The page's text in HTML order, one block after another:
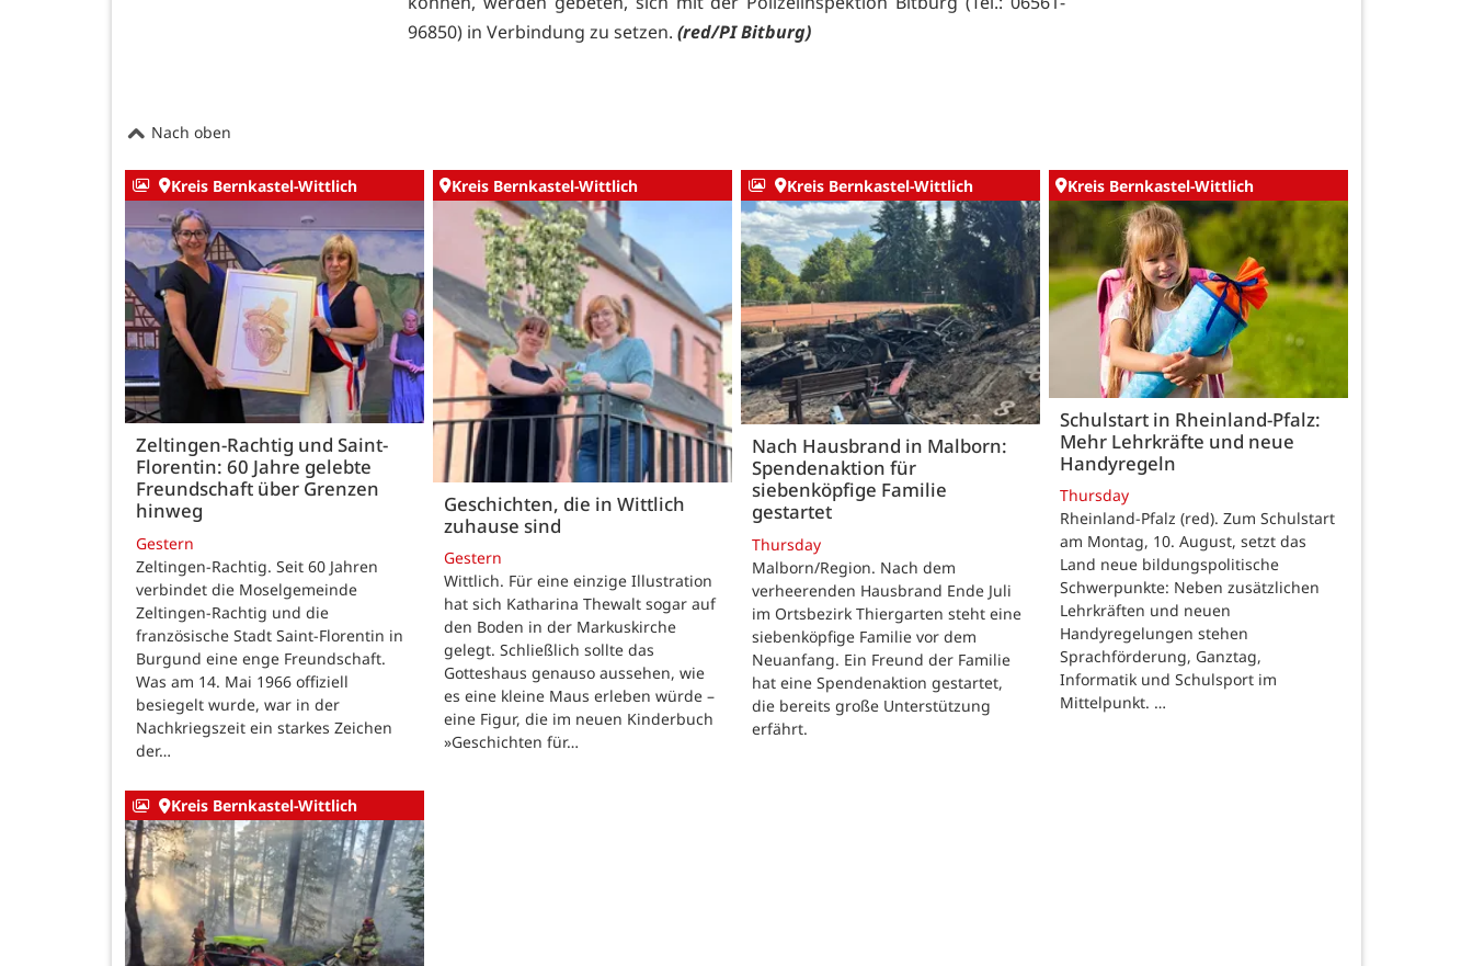
96850) in Verbindung zu setzen. (red/PI Bitburg)
Nach oben
Kreis Bernkastel-Wittlich
Zeltingen-Rachtig und Saint-
Florentin: 60 Jahre gelebte
Freundschaft über Grenzen
hinweg
Gestern
Zeltingen-Rachtig. Seit 60 Jahren
verbindet die Moselgemeinde
Zeltingen-Rachtig und die
französische Stadt Saint-Florentin in
Burgund eine enge Freundschaft.
Was am 14. Mai 1966 offiziell
besiegelt wurde, war in der
Nachkriegszeit ein starkes Zeichen
der…
Kreis Bernkastel-Wittlich
Geschichten, die in Wittlich
zuhause sind
Gestern
Wittlich. Für eine einzige Illustration
hat sich Katharina Thewalt sogar auf
den Boden in der Markuskirche
gelegt. Schließlich sollte das
Gotteshaus genauso aussehen, wie
es eine kleine Maus erleben würde –
eine Figur, die im neuen Kinderbuch
»Geschichten für…
Kreis Bernkastel-Wittlich
Nach Hausbrand in Malborn:
Spendenaktion für
siebenköpfige Familie
gestartet
Thursday
Malborn/Region. Nach dem
verheerenden Hausbrand Ende Juli
im Ortsbezirk Thiergarten steht eine
siebenköpfige Familie vor dem
Neuanfang. Ein Freund der Familie
hat eine Spendenaktion gestartet,
die bereits große Unterstützung
erfährt.
Kreis Bernkastel-Wittlich
Schulstart in Rheinland-Pfalz:
Mehr Lehrkräfte und neue
Handyregeln
Thursday
Rheinland-Pfalz (red). Zum Schulstart
am Montag, 10. August, setzt das
Land neue bildungspolitische
Schwerpunkte: Neben zusätzlichen
Lehrkräften und neuen
Handyregelungen stehen
Sprachförderung, Ganztag,
Informatik und Schulsport im
Mittelpunkt. …
Kreis Bernkastel-Wittlich